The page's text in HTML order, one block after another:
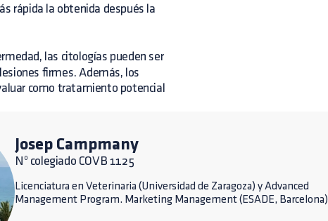
rápida la obtenida después la
las citologías pueden ser
firmes. Además, los
como tratamiento potencial
Josep Campmany
Nº colegiado COVB 1125
Licenciatura en Veterinaria (Universidad de Zaragoza) y Advanced
Management Program. Marketing Management (ESADE, Barcelona)